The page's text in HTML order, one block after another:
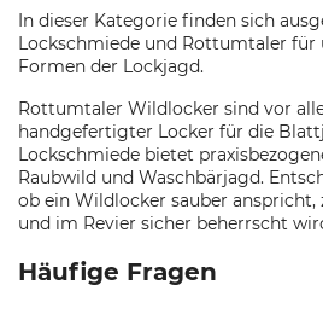
In dieser Kategorie finden sich
Lockschmiede und Rottumtaler für
Formen der Lockjagd.
Rottumtaler Wildlocker sind vor
handgefertigter Locker für die
Lockschmiede bietet
Raubwild und Waschbärjagd.
ob ein Wildlocker sauber
und im Revier sicher beherrscht
Häufige Fragen